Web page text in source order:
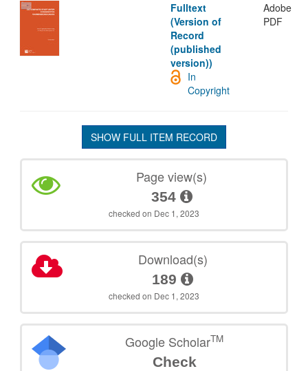
Fulltext
(Version of
Record
(published
version))
Adobe
PDF
In
Copyright
SHOW FULL ITEM RECORD
Page view(s)
354
checked on Dec 1, 2023
Download(s)
189
checked on Dec 1, 2023
Google ScholarTM
Check